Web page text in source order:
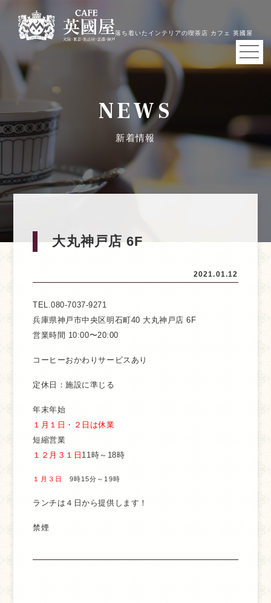
落ち着いたインテリアの喫茶店 カフェ 英國屋
NEWS
新着情報
大丸神戸店 6F
2021.01.12
TEL.080-7037-9271
兵庫県神戸市中央区明石町40 大丸神戸店 6F
営業時間 10:00〜20:00
コーヒーおかわりサービスあり
定休日：施設に準じる
年末年始
１月１日・２日は休業
短縮営業
１２月３１日 11時～18時
１月３日 9時15分～19時
ランチは４日から提供します！
禁煙